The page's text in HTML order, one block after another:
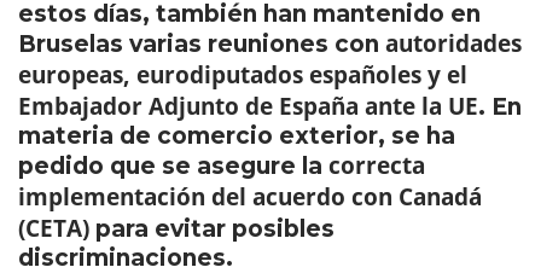
estos días, también han mantenido en
Bruselas varias reuniones con autoridades
europeas, eurodiputados españoles y el
Embajador Adjunto de España ante la UE. En
materia de comercio exterior, se ha
pedido que se asegure la correcta
implementación del acuerdo con Canadá
(CETA) para evitar posibles
discriminaciones.